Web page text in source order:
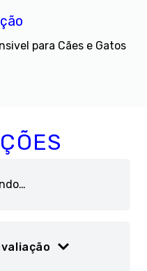
para Cães e Gatos